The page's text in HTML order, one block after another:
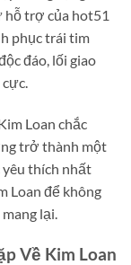
hỗ trợ của hot51
phục trái tim
đáo, lối giao
Loan chắc
trở thành một
thích nhất
Loan để không
lại.
Về Kim Loan